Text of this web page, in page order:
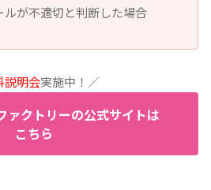
が不適切と判断した場合
説明会実施中！／
ァクトリーの公式サイトは
こちら